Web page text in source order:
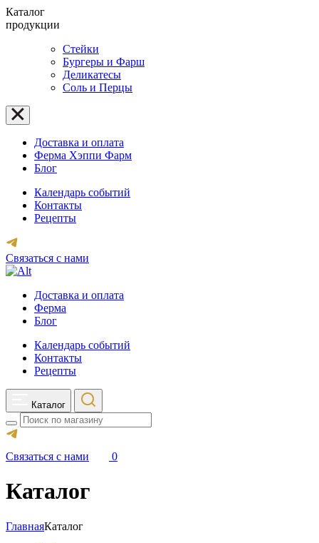
Каталог
продукции
Стейки
Бургеры и Фарш
Деликатесы
Соль и Перцы
Доставка и оплата
Ферма Хэппи Фарм
Блог
Календарь событий
Контакты
Рецепты
Связаться с нами
Доставка и оплата
Ферма
Блог
Календарь событий
Контакты
Рецепты
Каталог
Search
Связаться с нами 0
Каталог
ГлавнаяКаталог